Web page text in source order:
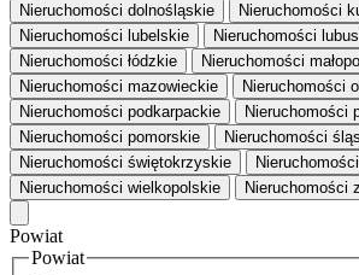
Nieruchomości dolnośląskie
Nieruchomości
Nieruchomości lubelskie
Nieruchomości
Nieruchomości łódzkie
Nieruchomości
Nieruchomości mazowieckie
Nieruchomości
Nieruchomości podkarpackie
Nieruchomości
Nieruchomości pomorskie
Nieruchomości
Nieruchomości świętokrzyskie
Nieruchomości wielkopolskie
Nieruchomości
Powiat
Powiat